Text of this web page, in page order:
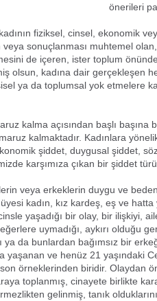
önerileri
fiziksel, cinsel, ekonomik
sonuçlanması muhtemel
de içeren, ister toplum
olsun, kadına dair gerçekleşen
ya da toplumsal yok etmelere
kalma açısından başlı başına
kalmaktadır. Kadınlara
şiddet, duygusal şiddet,
karşımıza çıkan bir şiddet
veya erkeklerin duygu ve
kadın, kız kardeş, eş ve
yaşadığı bir olay, bir ilişkiyi,
uymadığı, aykırı olduğu
ya da bunlardan bağımsız bir
yaşanan ve henüz 21 yaşındaki
örneklerinden biridir. Olaydan
toplanmış, cinayete birlikte
gelinmiş, tanık